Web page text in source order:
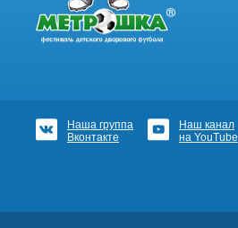
Наша группа
Вконтакте
Наш канал
на YouTube